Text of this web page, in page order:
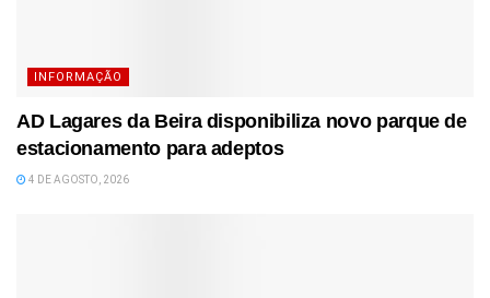
INFORMAÇÃO
AD Lagares da Beira disponibiliza novo parque de
estacionamento para adeptos
4 DE AGOSTO, 2026